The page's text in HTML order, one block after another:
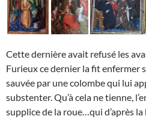
Cette dernière avait refusé les
Furieux ce dernier la fit enfermer
sauvée par une colombe qui lui
substenter. Qu’à cela ne tienne,
supplice de la roue…qui d’après